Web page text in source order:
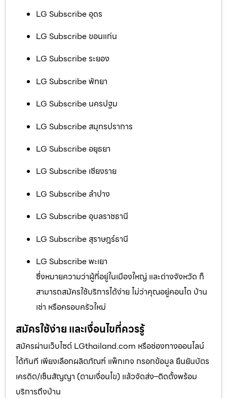
LG Subscribe อุดร
LG Subscribe ขอนแก่น
LG Subscribe ระยอง
LG Subscribe พัทยา
LG Subscribe นครปฐม
LG Subscribe สมุทรปราการ
LG Subscribe อยุธยา
LG Subscribe เชียงราย
LG Subscribe ลำปาง
LG Subscribe อุบลราชธานี
LG Subscribe สุราษฎร์ธานี
LG Subscribe พะเยา
ซึ่งหมายความว่าผู้ที่อยู่ในเมืองใหญ่ และต่างจังหวัด ก็
สามารถสมัครใช้บริการได้ง่าย ไม่ว่าคุณอยู่คอนโด บ้าน
เช่า หรือครอบครัวใหม่
สมัครใช้ง่าย และเงื่อนไขที่ควรรู้
สมัครผ่านเว็บไซต์ LGthailand.com หรือช่องทางออนไลน์
ได้ทันที เพียงเลือกผลิตภัณฑ์ แพ็กเกจ กรอกข้อมูล ยืนยันบัตร
เครดิต/เซ็นสัญญา (ตามเงื่อนไข) แล้วจัดส่ง–ติดตั้งพร้อม
บริการถึงบ้าน